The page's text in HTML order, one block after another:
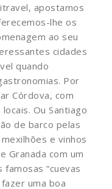
apostamos
lhe os
ao seu
cidades
quando
Por
Córdova, com
Ou Santiago
de barco pelas
e vinhos
Granada com um
“cuevas
uma boa